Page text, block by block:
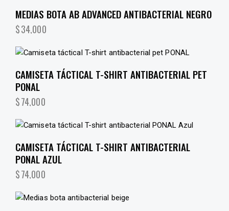
MEDIAS BOTA AB ADVANCED ANTIBACTERIAL NEGRO
$34,000
CAMISETA TÁCTICAL T-SHIRT ANTIBACTERIAL PET
PONAL
$74,000
CAMISETA TÁCTICAL T-SHIRT ANTIBACTERIAL
PONAL AZUL
$74,000